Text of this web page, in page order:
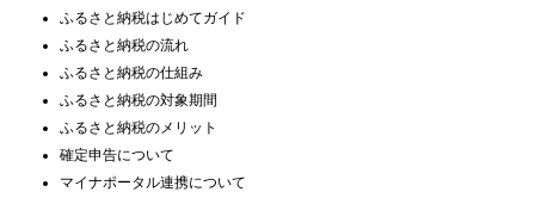
ふるさと納税はじめてガイド
ふるさと納税の流れ
ふるさと納税の仕組み
ふるさと納税の対象期間
ふるさと納税のメリット
確定申告について
マイナポータル連携について